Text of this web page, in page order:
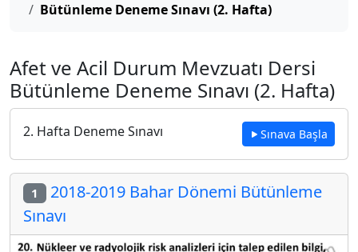
Bütünleme Deneme Sınavı (2. Hafta)
Afet ve Acil Durum Mevzuatı Dersi
Bütünleme Deneme Sınavı (2. Hafta)
2. Hafta Deneme Sınavı Sınava Başla
1 2018-2019 Bahar Dönemi Bütünleme
Sınavı